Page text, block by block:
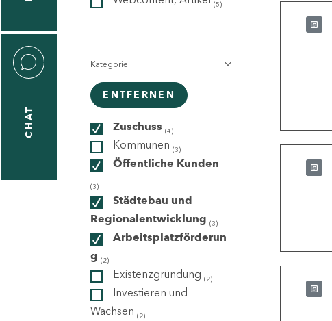
CHAT
(5)
Kategorie
ENTFERNEN
Zuschuss (4)
Kommunen (3)
Öffentliche Kunden
(3)
Städtebau und
Regionalentwicklung (3)
Arbeitsplatzförderun
g (2)
Existenzgründung (2)
Investieren und
Wachsen (2)